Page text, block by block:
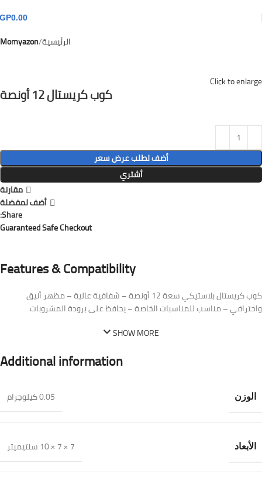
0.00
الرئيسية Momyazon
Click to enlarge
كوب كريستال 12 أونصة
أضف لطلب عرض سعر
أشتري
مقارنة
أضف لمفضلة
Share:
Guaranteed Safe Checkout
Features & Compatibility
كوب كريستال بلاستيكي سعة 12 أونصة – شفافية عالية – مظهر أنيق
واحترافي – مناسب للمناسبات الخاصة – يحافظ على برودة المشروبات
SHOW MORE
Additional information
الوزن 0.05 كيلوجرام
الأبعاد 7 × 7 × 10 سنتيميتر